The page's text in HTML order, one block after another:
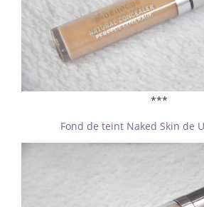
***
Fond de teint Naked Skin de